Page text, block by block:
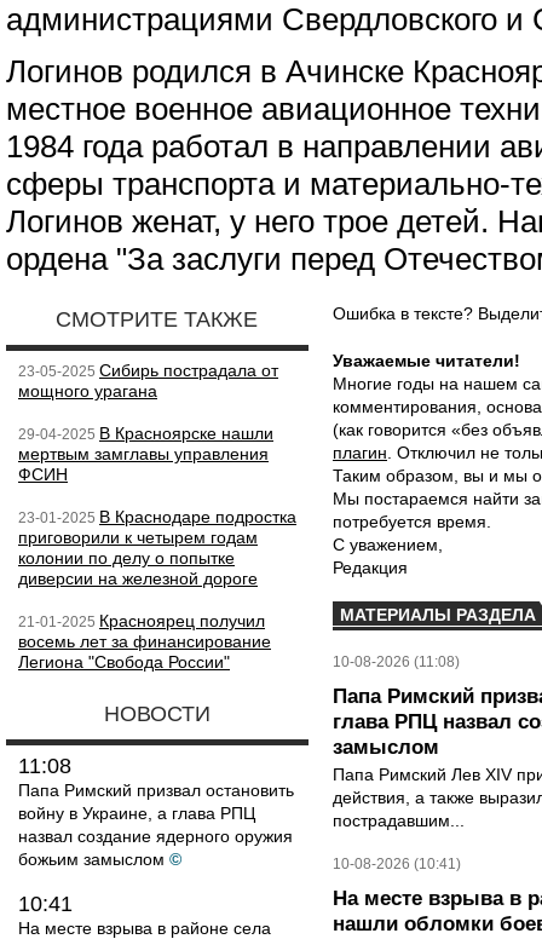
администрациями Свердловского и
Логинов родился в Ачинске
местное военное авиационное
1984 года работал в направлении
сферы транспорта и материально-
Логинов женат, у него трое детей.
ордена "За заслуги перед
СМОТРИТЕ ТАКЖЕ
23-05-2025 Сибирь пострадала от
мощного урагана
29-04-2025 В Красноярске нашли
мертвым замглавы управления
ФСИН
23-01-2025 В Краснодаре подростка
приговорили к четырем годам
колонии по делу о попытке
диверсии на железной дороге
21-01-2025 Красноярец получил
восемь лет за финансирование
Легиона "Свобода России"
НОВОСТИ
11:08
Папа Римский призвал остановить
войну в Украине, а глава РПЦ
назвал создание ядерного оружия
божьим замыслом ©
10:41
На месте взрыва в районе села
Ошибка в тексте?
Уважаемые читатели!
Многие годы на нашем
комментирования,
(как говорится «без
плагин . Отключил не
Таким образом, вы и мы
Мы постараемся найти
потребуется время.
С уважением,
Редакция
МАТЕРИАЛЫ РАЗДЕЛА
10-08-2026 (11:08)
Папа Римский
глава РПЦ назвал
замыслом
Папа Римский Лев XIV
действия, а также
пострадавшим...
10-08-2026 (10:41)
На месте взрыва в
нашли обломки